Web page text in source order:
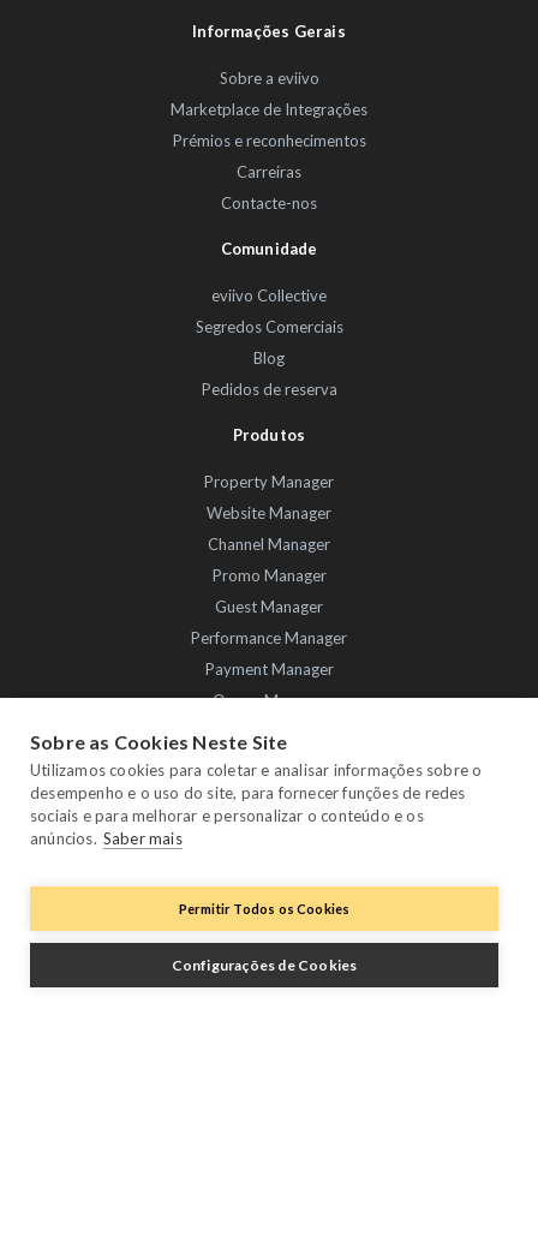
Informações Gerais
Sobre a eviivo
Marketplace de Integrações
Prémios e reconhecimentos
Carreiras
Contacte-nos
Comunidade
eviivo Collective
Segredos Comerciais
Blog
Pedidos de reserva
Produtos
Property Manager
Website Manager
Channel Manager
Promo Manager
Guest Manager
Performance Manager
Payment Manager
Owner Manager
Trustpilot
Sobre as Cookies Neste Site
Utilizamos cookies para coletar e analisar informações sobre o
desempenho e o uso do site, para fornecer funções de redes
sociais e para melhorar e personalizar o conteúdo e os
anúncios. Saber mais
Permitir Todos os Cookies
Configurações de Cookies